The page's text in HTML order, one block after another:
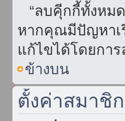
“ลบคุีกกี้ทั้งหม
หากคุณมีปัญหาเ
แก้ไขได้โดยกา
ข้างบน
ตั้งค่าสมาชิ